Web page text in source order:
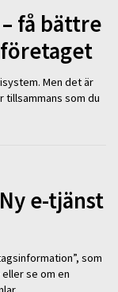
få bättre
Men det är
som du
e-tjänst
som
se om en